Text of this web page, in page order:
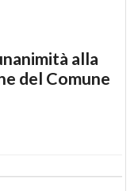
alla
del Comune